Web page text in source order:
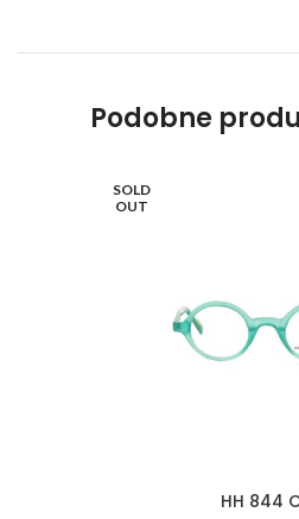
Podobne
SOLD
OUT
HH 844